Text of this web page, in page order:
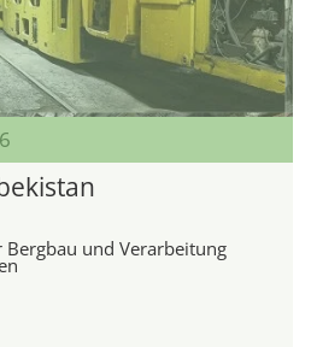
und Verarbeitung